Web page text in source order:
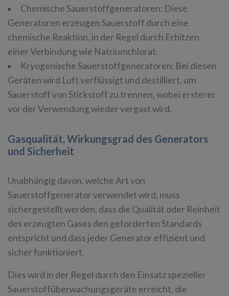
Chemische Sauerstoffgeneratoren: Diese
Generatoren erzeugen Sauerstoff durch eine
chemische Reaktion, in der Regel durch Erhitzen
einer Verbindung wie Natriumchlorat.
Kryogenische Sauerstoffgeneratoren: Bei diesen
Geräten wird Luft verflüssigt und destilliert, um
Sauerstoff von Stickstoff zu trennen, wobei ersterer
vor der Verwendung wieder vergast wird.
Gasqualität, Wirkungsgrad des Generators
und Sicherheit
Unabhängig davon, welche Art von
Sauerstoffgenerator verwendet wird, muss
sichergestellt werden, dass die Qualität oder Reinheit
des erzeugten Gases den geforderten Standards
entspricht und dass jeder Generator effizient und
sicher funktioniert.
Dies wird in der Regel durch den Einsatz spezieller
Sauerstoffüberwachungsgeräte erreicht, die